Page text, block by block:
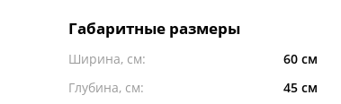
Габаритные размеры
Ширина, см:
60 см
Глубина, см:
45 см